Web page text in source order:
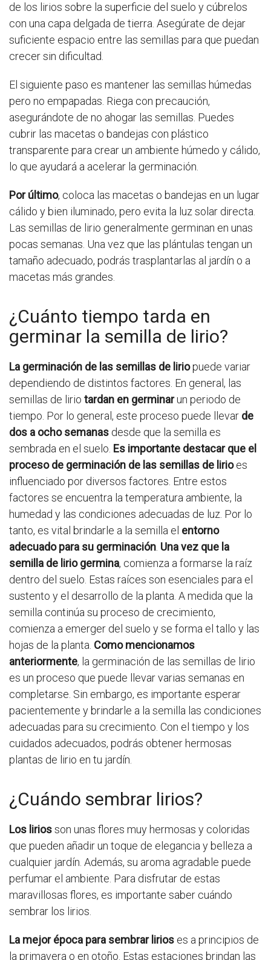
de los lirios sobre la superficie del suelo y cúbrelos
con una capa delgada de tierra. Asegúrate de dejar
suficiente espacio entre las semillas para que puedan
crecer sin dificultad.
El siguiente paso es mantener las semillas húmedas
pero no empapadas. Riega con precaución,
asegurándote de no ahogar las semillas. Puedes
cubrir las macetas o bandejas con plástico
transparente para crear un ambiente húmedo y cálido,
lo que ayudará a acelerar la germinación.
Por último, coloca las macetas o bandejas en un lugar
cálido y bien iluminado, pero evita la luz solar directa.
Las semillas de lirio generalmente germinan en unas
pocas semanas. Una vez que las plántulas tengan un
tamaño adecuado, podrás trasplantarlas al jardín o a
macetas más grandes.
¿Cuánto tiempo tarda en
germinar la semilla de lirio?
La germinación de las semillas de liriopuede variar
dependiendo de distintos factores. En general, las
semillas de lirio tardan en germinarun periodo de
tiempo. Por lo general, este proceso puede llevar de
dos a ocho semanas desde que la semilla es
sembrada en el suelo. Es importante destacar que el
proceso de germinación de las semillas de lirioes
influenciado por diversos factores. Entre estos
factores se encuentra la temperatura ambiente, la
humedad y las condiciones adecuadas de luz. Por lo
tanto, es vital brindarle a la semilla el entorno
adecuado para su germinación. Una vez que la
semilla de lirio germina, comienza a formarse la raíz
dentro del suelo. Estas raíces son esenciales para el
sustento y el desarrollo de la planta. A medida que la
semilla continúa su proceso de crecimiento,
comienza a emerger del suelo y se forma el tallo y las
hojas de la planta. Como mencionamos
anteriormente, la germinación de las semillas de lirio
es un proceso que puede llevar varias semanas en
completarse. Sin embargo, es importante esperar
pacientemente y brindarle a la semilla las condiciones
adecuadas para su crecimiento. Con el tiempo y los
cuidados adecuados, podrás obtener hermosas
plantas de lirio en tu jardín.
¿Cuándo sembrar lirios?
Los liriosson unas flores muy hermosas y coloridas
que pueden añadir un toque de elegancia y belleza a
cualquier jardín. Además, su aroma agradable puede
perfumar el ambiente. Para disfrutar de estas
maravillosas flores, es importante saber cuándo
sembrar los lirios.
La mejor época para sembrar lirios es a principios de
la primavera o en otoño. Estas estaciones brindan las